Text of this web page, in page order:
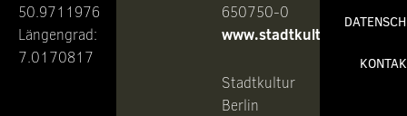
50.9711976
Längengrad:
7.0170817
650750-0
www.stadtkultur.de
Stadtkultur
Berlin